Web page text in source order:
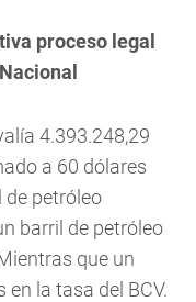
proceso legal
4.393.248,29
a 60 dólares
de petróleo
barril de petróleo
que un
la tasa del BCV.